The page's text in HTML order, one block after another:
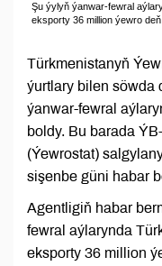
Şu ýylyň ýanwar-fewral
eksporty 36 million ýewro deň
Türkmenistanyň
ýurtlary bilen söwda
ýanwar-fewral
boldy. Bu barada
(Ýewrostat)
sişenbe güni habar
Agentligiň habar
fewral aýlarynda
eksporty 36 million